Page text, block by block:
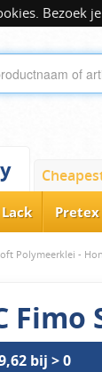
Bezoek
Pretex
Polymeerklei -
bij > 0